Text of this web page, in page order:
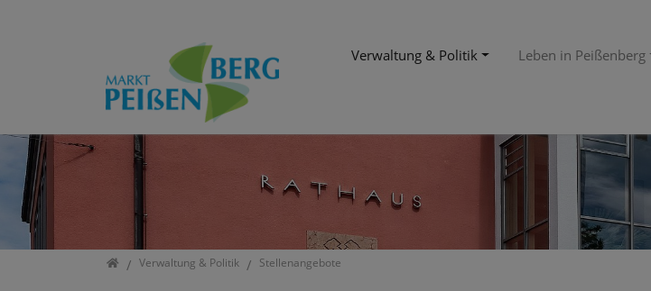
Direkt zur Hauptnavigation springen
Direkt zum Inhalt springen
Jump to sub navigation
Verwaltung & Politik Leben in Peißenberg
Startseite
Verwaltung & Politik Stellenangebote